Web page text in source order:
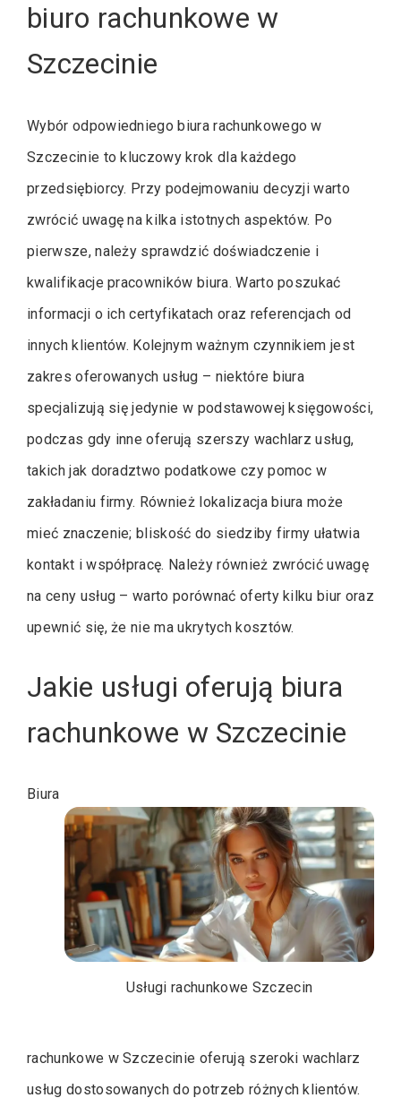
biuro rachunkowe w
Szczecinie
Wybór odpowiedniego biura rachunkowego w
Szczecinie to kluczowy krok dla każdego
przedsiębiorcy. Przy podejmowaniu decyzji warto
zwrócić uwagę na kilka istotnych aspektów. Po
pierwsze, należy sprawdzić doświadczenie i
kwalifikacje pracowników biura. Warto poszukać
informacji o ich certyfikatach oraz referencjach od
innych klientów. Kolejnym ważnym czynnikiem jest
zakres oferowanych usług – niektóre biura
specjalizują się jedynie w podstawowej księgowości,
podczas gdy inne oferują szerszy wachlarz usług,
takich jak doradztwo podatkowe czy pomoc w
zakładaniu firmy. Również lokalizacja biura może
mieć znaczenie; bliskość do siedziby firmy ułatwia
kontakt i współpracę. Należy również zwrócić uwagę
na ceny usług – warto porównać oferty kilku biur oraz
upewnić się, że nie ma ukrytych kosztów.
Jakie usługi oferują biura
rachunkowe w Szczecinie
Usługi rachunkowe Szczecin
Biura
rachunkowe w Szczecinie oferują szeroki wachlarz
usług dostosowanych do potrzeb różnych klientów.